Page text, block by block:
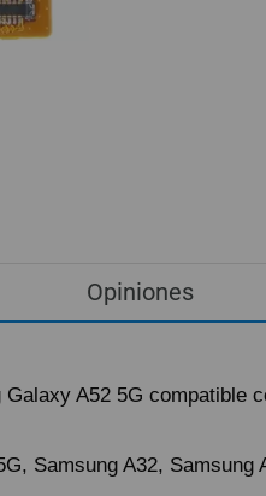
Opiniones
A52 5G
Samsung A32,